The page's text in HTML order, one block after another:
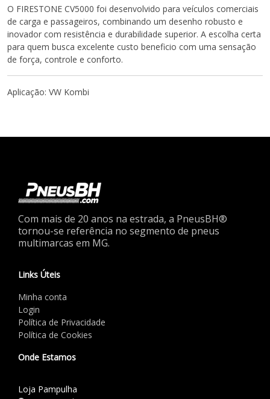
O FIRESTONE CV5000 foi desenvolvido para veículos comerciais
de carga e passageiros, combinando um desenho robusto e
inovador com resistência e durabilidade superior. A escolha certa
para quem busca excelente custo beneficio com uma sensação
de força, controle e conforto.
Aplicação: VW Kombi
Com mais de 20 anos na estrada, a PneusBH®
tornou-se referência no segmento de pneus
multimarcas em MG.
Links Úteis
Minha conta
Login
Política de Privacidade
Política de Cookies
Onde Estamos
Loja Pampulha